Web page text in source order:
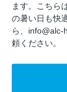
ます。こちら
の暑い日も快
ら、
頼ください。